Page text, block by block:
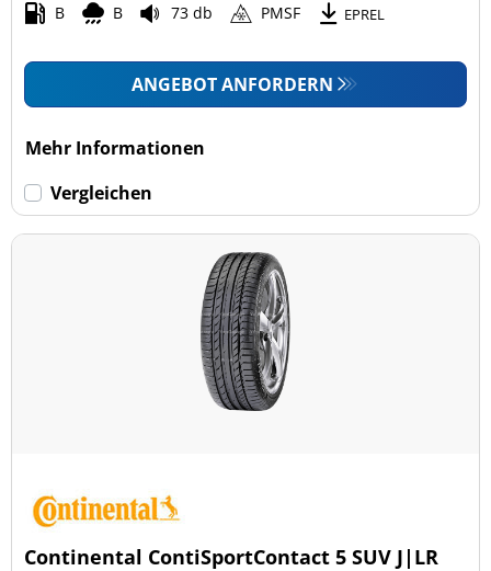
B B 73 db PMSF EPREL
ANGEBOT ANFORDERN
Mehr Informationen
Vergleichen
Continental ContiSportContact 5 SUV J|LR